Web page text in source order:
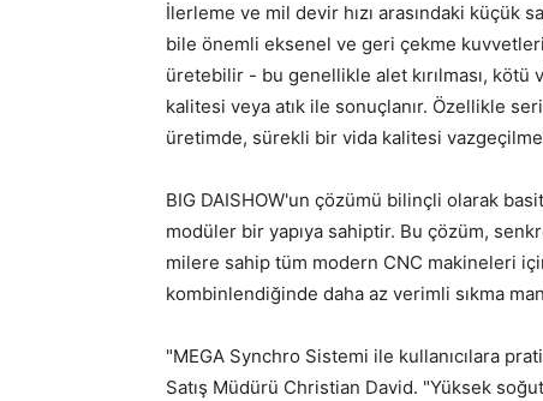
İlerleme ve mil devir hızı arasındaki küçük
bile önemli eksenel ve geri çekme kuvvetleri
üretebilir - bu genellikle alet kırılması, kötü
kalitesi veya atık ile sonuçlanır. Özellikle seri
üretimde, sürekli bir vida kalitesi
BIG DAISHOW'un çözümü bilinçli olarak
modüler bir yapıya sahiptir. Bu çözüm,
milere sahip tüm modern CNC makineleri
kombinlendiğinde daha az verimli sıkma
"MEGA Synchro Sistemi ile kullanıcılara
Satış Müdürü Christian David. "Yüksek